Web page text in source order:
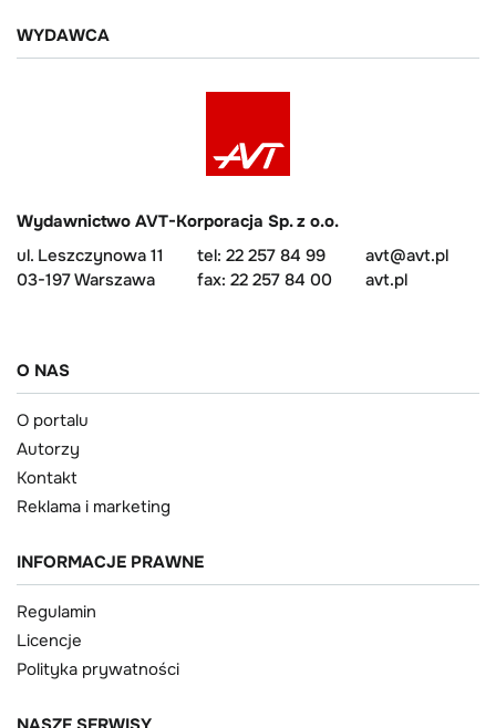
WYDAWCA
Wydawnictwo AVT-Korporacja Sp. z o.o.
ul. Leszczynowa 11
03-197 Warszawa
tel: 22 257 84 99
fax: 22 257 84 00
avt@avt.pl
avt.pl
O NAS
O portalu
Autorzy
Kontakt
Reklama i marketing
INFORMACJE PRAWNE
Regulamin
Licencje
Polityka prywatności